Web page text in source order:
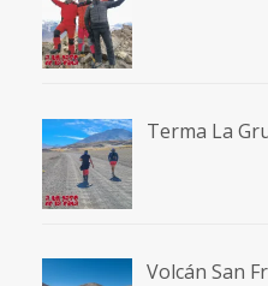
Terma La
Volcán San